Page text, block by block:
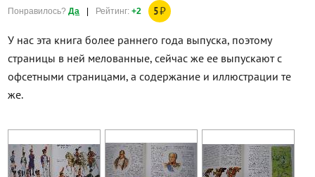
Понравилось?Да | Рейтинг:+2 5₽
У нас эта книга более раннего года выпуска, поэтому
страницы в ней мелованные, сейчас же ее выпускают с
офсетными страницами, а содержание и иллюстрации те
же.